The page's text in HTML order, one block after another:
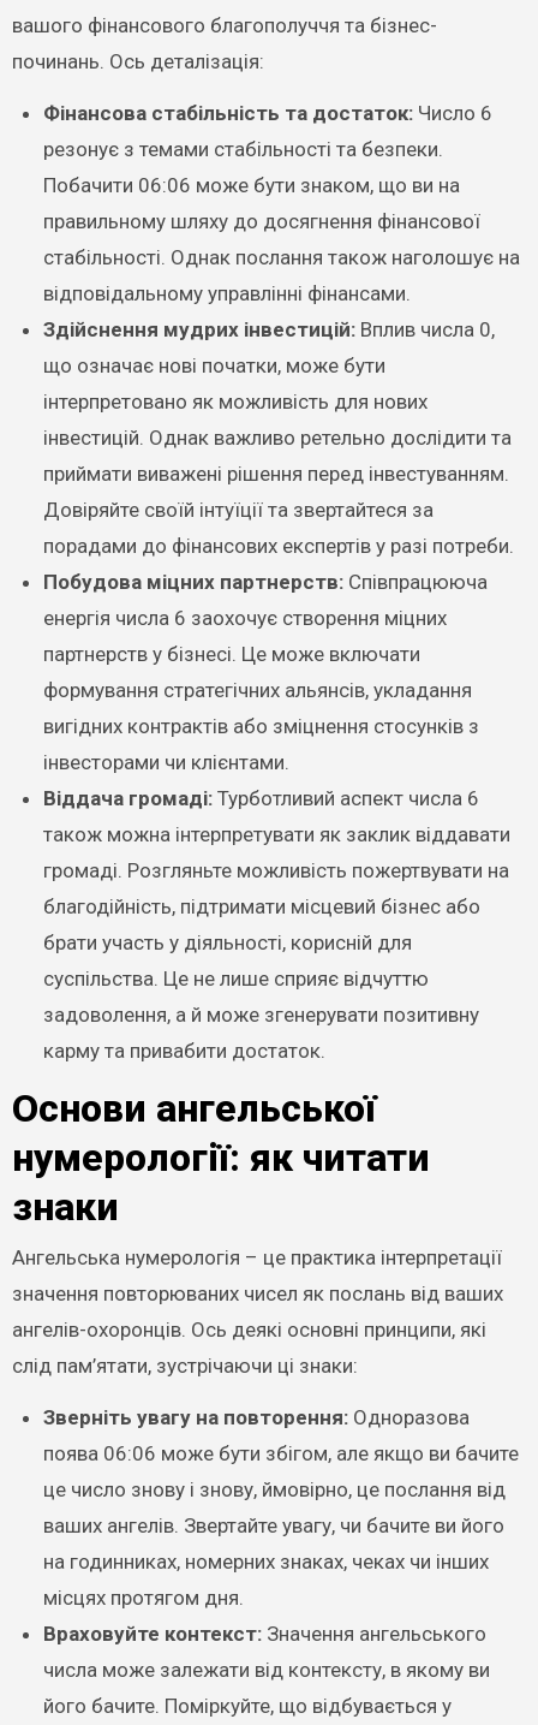
вашого фінансового благополуччя та бізнес-
починань. Ось деталізація:
Фінансова стабільність та достаток:Число 6
резонує з темами стабільності та безпеки.
Побачити 06:06 може бути знаком, що ви на
правильному шляху до досягнення фінансової
стабільності. Однак послання також наголошує на
відповідальному управлінні фінансами.
Здійснення мудрих інвестицій:Вплив числа 0,
що означає нові початки, може бути
інтерпретовано як можливість для нових
інвестицій. Однак важливо ретельно дослідити та
приймати виважені рішення перед інвестуванням.
Довіряйте своїй інтуїції та звертайтеся за
порадами до фінансових експертів у разі потреби.
Побудова міцних партнерств:Співпрацююча
енергія числа 6 заохочує створення міцних
партнерств у бізнесі. Це може включати
формування стратегічних альянсів, укладання
вигідних контрактів або зміцнення стосунків з
інвесторами чи клієнтами.
Віддача громаді:Турботливий аспект числа 6
також можна інтерпретувати як заклик віддавати
громаді. Розгляньте можливість пожертвувати на
благодійність, підтримати місцевий бізнес або
брати участь у діяльності, корисній для
суспільства. Це не лише сприяє відчуттю
задоволення, а й може згенерувати позитивну
карму та привабити достаток.
Основи ангельської
нумерології: як читати
знаки
Ангельська нумерологія – це практика інтерпретації
значення повторюваних чисел як послань від ваших
ангелів-охоронців. Ось деякі основні принципи, які
слід пам’ятати, зустрічаючи ці знаки:
Зверніть увагу на повторення:Одноразова
поява 06:06 може бути збігом, але якщо ви бачите
це число знову і знову, ймовірно, це послання від
ваших ангелів. Звертайте увагу, чи бачите ви його
на годинниках, номерних знаках, чеках чи інших
місцях протягом дня.
Враховуйте контекст:Значення ангельського
числа може залежати від контексту, в якому ви
його бачите. Поміркуйте, що відбувається у